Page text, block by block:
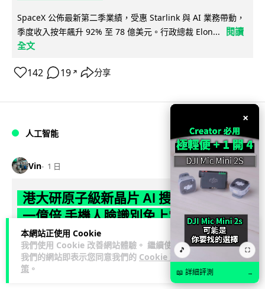
本網站正使用 Cookie
我們使用 Cookie 改善網站體驗。 繼續使用
我們的網站即表示您同意我們的 Cookie 政
策 。
SpaceX 公佈最新第二季業績，受惠 Starlink 與 AI 業務帶動，
季度收入按年飆升 92% 至 78 億美元。行政總裁 Elon...
閱讀
全文
142 19 ↗ 分享
人工智能
Vin 1 日
港大研原子級新晶片 AI 搜尋速度提升
一億倍 手機人臉識別免上雲端
香港大學團隊成功研發原子級厚度的「模擬存內搜尋」晶片，
比傳統 CPU 搜尋速度快約 1 億倍，延遲低至 36 皮秒（即
0.00000000...
×
🎵 ⛶
📖 詳細評測 →